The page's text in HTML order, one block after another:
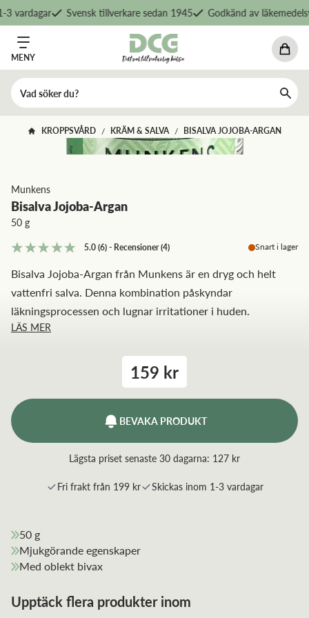
vardagar Svensk tillverkare sedan 1945 Godkänd av
MENY
KROPPSVÅRD / KRÄM & SALVA / BISALVA JOJOBA-ARGAN
Munkens
Bisalva Jojoba-Argan
50 g
5.0(6)- Recensioner(4) Snart i lager
Bisalva Jojoba-Argan från Munkens är en dryg och helt
vattenfri salva. Denna kombination påskyndar
läkningsprocessen och lugnar irritationer i huden.
LÄS MER
159 kr
BEVAKA PRODUKT
Lägsta priset senaste 30 dagarna: 127 kr
Fri frakt från 199 kr Skickas inom 1-3 vardagar
50 g
Mjukgörande egenskaper
Med oblekt bivax
Upptäck flera produkter inom